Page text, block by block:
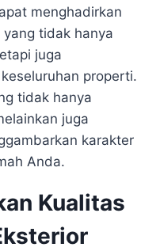
menghadirkan
tidak hanya
juga
properti.
tidak hanya
juga
karakter
Anda.
Kualitas